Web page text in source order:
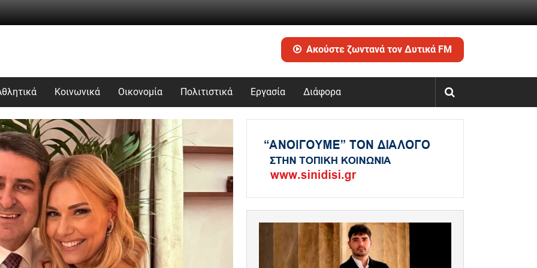
Ακούστε ζωντανά τον Δυτικά FM
Κοινωνικά Οικονομία Πολιτιστικά Εργασία Διάφορα